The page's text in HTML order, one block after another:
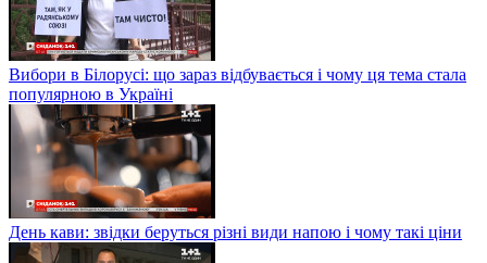
Вибори в Білорусі: що зараз відбувається і чому ця тема стала
популярною в Україні
День кави: звідки беруться різні види напою і чому такі ціни